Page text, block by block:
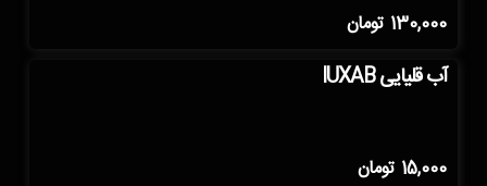
130,000 تومان
آب قلیایی IUXAB
15,000 تومان